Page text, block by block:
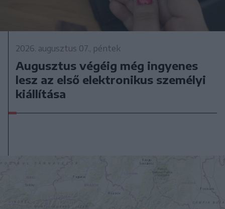
2026. augusztus 07., péntek
Augusztus végéig még ingyenes
lesz az első elektronikus személyi
kiállítása